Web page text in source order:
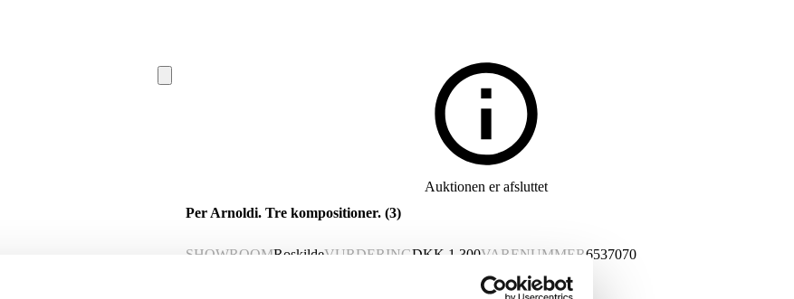
Auktionen er afsluttet
Per Arnoldi. Tre kompositioner. (3)
SHOWROOMRoskildeVURDERINGDKK 1.300VARENUMMER6537070